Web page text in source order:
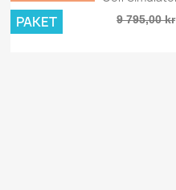
9 795,00 kr
PAKET